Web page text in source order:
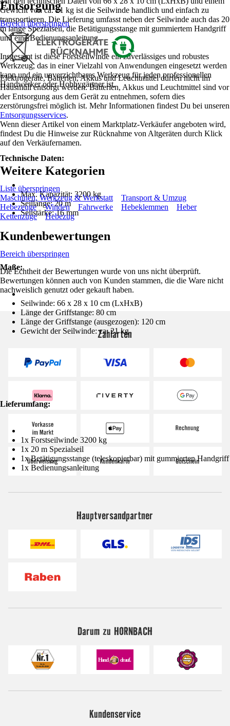
Gewicht von ca. 21 kg ist die Seilwinde handlich und einfach zu
transportieren. Die Lieferung umfasst neben der Seilwinde auch das 20
m lange Spezialseil, die Betätigungsstange mit gummiertem Handgriff
und eine Bedienungsanleitung.
Insgesamt ist diese Forstseilwinde ein zuverlässiges und robustes
Werkzeug, das in einer Vielzahl von Anwendungen eingesetzt werden
kann und ein unverzichtbares Werkzeug für jeden professionellen
Handwerker oder Hobbygärtner ist.
Technische Daten:
Max. Kapazität: 3200 kg
Seillänge: 20 m
Seilstärke: 16 mm
Maße:
Seilwinde: 66 x 28 x 10 cm (LxHxB)
Länge der Griffstange: 80 cm
Länge der Griffstange (ausgezogen): 120 cm
Gewicht der Seilwinde: ca. 21 kg
Lieferumfang:
1x Forstseilwinde 3200 kg
1x 20 m Spezialseil
1x Betätigungsstange (teleskopierbar) mit gummierten Handgriff
1x Bedienungsanleitung
Entsorgung
Bereich überspringen
Elektrogeräte, Batterien, Akkus und Leuchtmittel dürfen nicht im
Hausmüll entsorgt werden. Batterien, Akkus und Leuchtmittel sind vor
der Entsorgung aus dem Gerät zu entnehmen, sofern dies
zerstörungsfrei möglich ist. Mehr Informationen findest Du bei unseren
Entsorgungsservices.
Wenn dieser Artikel von einem Marktplatz-Verkäufer angeboten wird,
findest Du die Hinweise zur Rücknahme von Altgeräten durch Klick
auf den Verkäufernamen.
Weitere Kategorien
Liste überspringen
Maschinen, Werkzeug & Werkstatt
Transport & Umzug
Hebezeuge
Winden Fahrwerke Hebeklemmen
Heber
Kettenzüge
Hebezug
Kundenbewertungen
Bereich überspringen
Die Echtheit der Bewertungen wurde von uns nicht überprüft.
Bewertungen können auch von Kunden stammen, die die Ware nicht
nachweislich genutzt oder gekauft haben.
Zahlarten
Hauptversandpartner
Darum zu HORNBACH
Kundenservice